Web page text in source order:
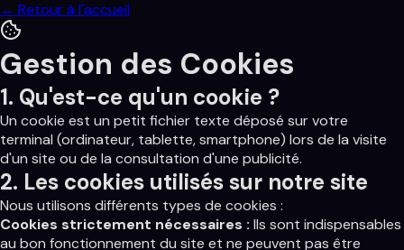
← Retour à l'accueil
Gestion des Cookies
1. Qu'est-ce qu'un cookie ?
Un cookie est un petit fichier texte déposé sur votre
terminal (ordinateur, tablette, smartphone) lors de la visite
d'un site ou de la consultation d'une publicité.
2. Les cookies utilisés sur notre site
Nous utilisons différents types de cookies :
Cookies strictement nécessaires : Ils sont indispensables
au bon fonctionnement du site et ne peuvent pas être